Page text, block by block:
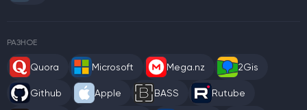
РАЗНОЕ
Quora Microsoft Mega.nz 2Gis
Github Apple BASS Rutube